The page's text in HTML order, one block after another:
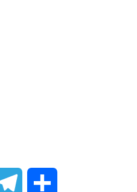
Telegram